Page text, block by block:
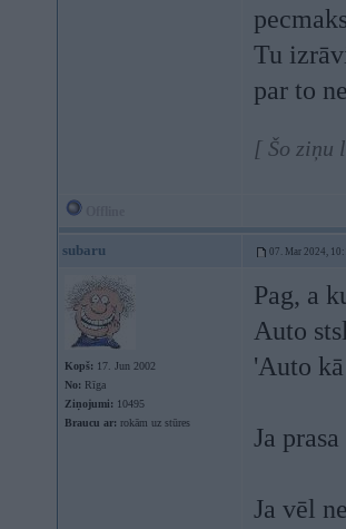
Tu
par to
[ Šo ziņu
subaru 07. Mar 2024,
Kopš: 17. Jun 2002
No: Rīga
Ziņojumi: 10495
Braucu ar: rokām uz stūres
Pag, a
Auto
'Auto
Ja
Ja vēl